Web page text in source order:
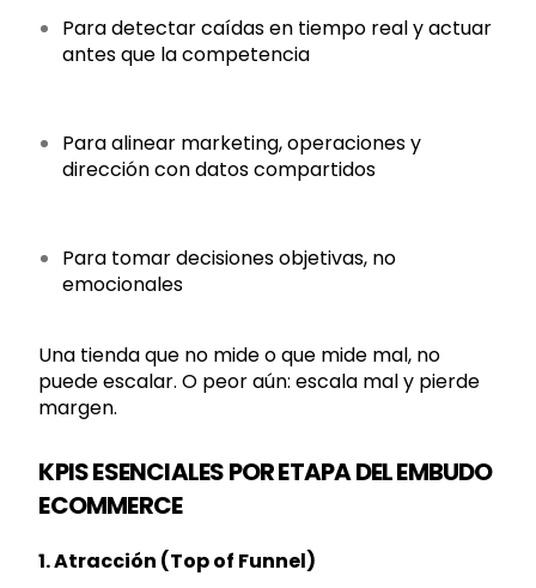
Para detectar caídas en tiempo real y actuar
antes que la competencia
Para alinear marketing, operaciones y
dirección con datos compartidos
Para tomar decisiones objetivas, no
emocionales
Una tienda que no mide o que mide mal, no
puede escalar. O peor aún: escala mal y pierde
margen.
KPIS ESENCIALES POR ETAPA DEL EMBUDO
ECOMMERCE
1. Atracción (Top of Funnel)